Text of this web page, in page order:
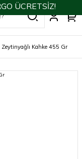
Zeytinyağlı Kahke 455 Gr
ÜCRETSİZ!